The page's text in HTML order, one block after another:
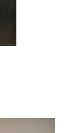
فضای